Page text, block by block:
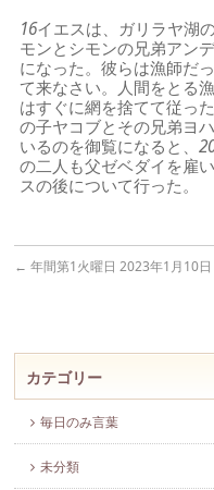
16イエスは、ガリラヤ湖
モンとシモンの兄弟アン
になった。彼らは漁師だっ
て来なさい。人間をとる
はすぐに網を捨てて従った
の子ヤコブとその兄弟ヨ
いるのを御覧になると、
の二人も父ゼベダイを雇
スの後について行った。
← 年間第1火曜日 2023年1月10日
カテゴリー
毎日のみ言葉
未分類